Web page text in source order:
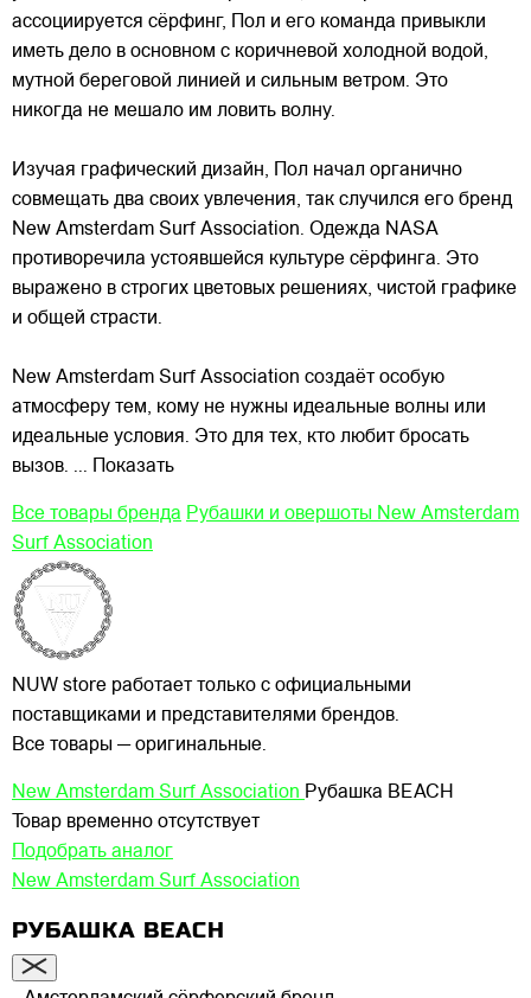
ассоциируется сёрфинг, Пол и его команда привыкли
иметь дело в основном с коричневой холодной водой,
мутной береговой линией и сильным ветром. Это
никогда не мешало им ловить волну.
Изучая графический дизайн, Пол начал органично
совмещать два своих увлечения, так случился его бренд
New Amsterdam Surf Association. Одежда NASA
противоречила устоявшейся культуре сёрфинга. Это
выражено в строгих цветовых решениях, чистой графике
и общей страсти.
New Amsterdam Surf Association создаёт особую
атмосферу тем, кому не нужны идеальные волны или
идеальные условия. Это для тех, кто любит бросать
вызов. ... Показать
Все товары бренда Рубашки и овершоты New Amsterdam
Surf Association
NUW store работает только с официальными
поставщиками и представителями брендов.
Все товары — оригинальные.
New Amsterdam Surf Association Рубашка BEACH
Товар временно отсутствует
Подобрать аналог
New Amsterdam Surf Association
РУБАШКА BEACH